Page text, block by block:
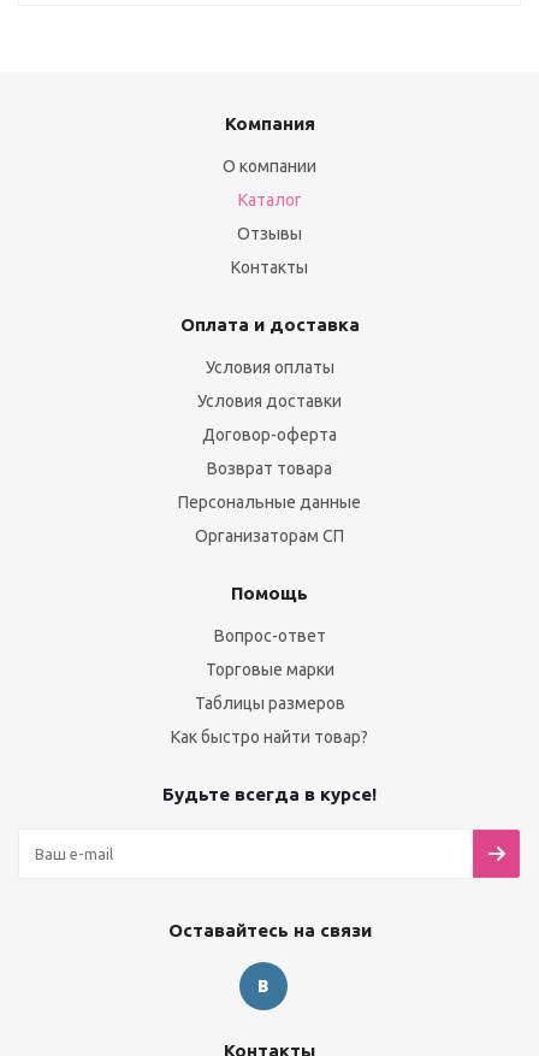
Компания
О компании
Каталог
Отзывы
Контакты
Оплата и доставка
Условия оплаты
Условия доставки
Договор-оферта
Возврат товара
Персональные данные
Организаторам СП
Помощь
Вопрос-ответ
Торговые марки
Таблицы размеров
Как быстро найти товар?
Будьте всегда в курсе!
Оставайтесь на связи
Контакты